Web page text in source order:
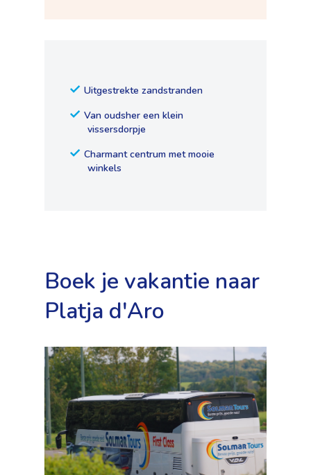
Uitgestrekte zandstranden
Van oudsher een klein
vissersdorpje
Charmant centrum met mooie
winkels
Boek je vakantie naar
Platja d'Aro